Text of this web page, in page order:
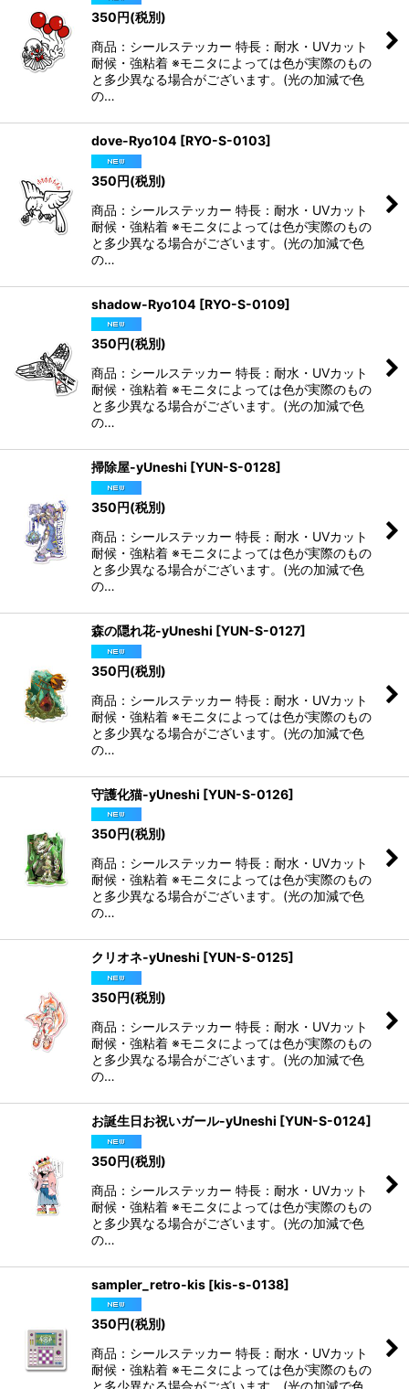
350円(税別)
商品：シールステッカー 特長：耐水・UVカット
耐候・強粘着 ※モニタによっては色が実際のもの
と多少異なる場合がございます。(光の加減で色
の…
dove-Ryo104 [RYO-S-0103]
350円(税別)
商品：シールステッカー 特長：耐水・UVカット
耐候・強粘着 ※モニタによっては色が実際のもの
と多少異なる場合がございます。(光の加減で色
の…
shadow-Ryo104 [RYO-S-0109]
350円(税別)
商品：シールステッカー 特長：耐水・UVカット
耐候・強粘着 ※モニタによっては色が実際のもの
と多少異なる場合がございます。(光の加減で色
の…
掃除屋-yUneshi [YUN-S-0128]
350円(税別)
商品：シールステッカー 特長：耐水・UVカット
耐候・強粘着 ※モニタによっては色が実際のもの
と多少異なる場合がございます。(光の加減で色
の…
森の隠れ花-yUneshi [YUN-S-0127]
350円(税別)
商品：シールステッカー 特長：耐水・UVカット
耐候・強粘着 ※モニタによっては色が実際のもの
と多少異なる場合がございます。(光の加減で色
の…
守護化猫-yUneshi [YUN-S-0126]
350円(税別)
商品：シールステッカー 特長：耐水・UVカット
耐候・強粘着 ※モニタによっては色が実際のもの
と多少異なる場合がございます。(光の加減で色
の…
クリオネ-yUneshi [YUN-S-0125]
350円(税別)
商品：シールステッカー 特長：耐水・UVカット
耐候・強粘着 ※モニタによっては色が実際のもの
と多少異なる場合がございます。(光の加減で色
の…
お誕生日お祝いガール-yUneshi [YUN-S-0124]
350円(税別)
商品：シールステッカー 特長：耐水・UVカット
耐候・強粘着 ※モニタによっては色が実際のもの
と多少異なる場合がございます。(光の加減で色
の…
sampler_retro-kis [kis-s-0138]
350円(税別)
商品：シールステッカー 特長：耐水・UVカット
耐候・強粘着 ※モニタによっては色が実際のもの